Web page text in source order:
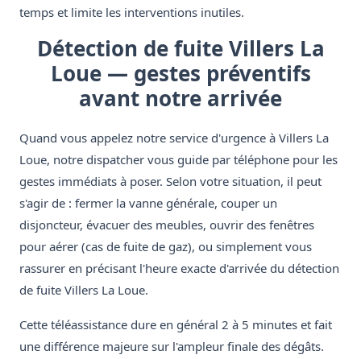
temps et limite les interventions inutiles.
Détection de fuite Villers La
Loue — gestes préventifs
avant notre arrivée
Quand vous appelez notre service d'urgence à Villers La
Loue, notre dispatcher vous guide par téléphone pour les
gestes immédiats à poser. Selon votre situation, il peut
s'agir de : fermer la vanne générale, couper un
disjoncteur, évacuer des meubles, ouvrir des fenêtres
pour aérer (cas de fuite de gaz), ou simplement vous
rassurer en précisant l'heure exacte d'arrivée du détection
de fuite Villers La Loue.
Cette téléassistance dure en général 2 à 5 minutes et fait
une différence majeure sur l'ampleur finale des dégâts.